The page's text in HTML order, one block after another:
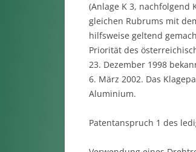
(Anlage K 3, nachfolgend
gleichen Rubrums mit
hilfsweise geltend
Priorität des
23. Dezember 1998
6. März 2002. Das
Aluminium.
Patentanspruch 1 des